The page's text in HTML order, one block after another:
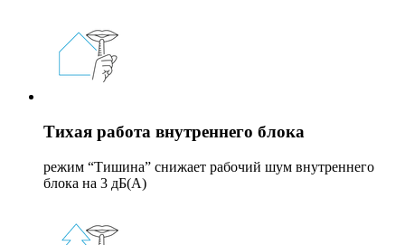
Тихая работа внутреннего блока
режим “Тишина” снижает рабочий шум внутреннего
блока на 3 дБ(A)